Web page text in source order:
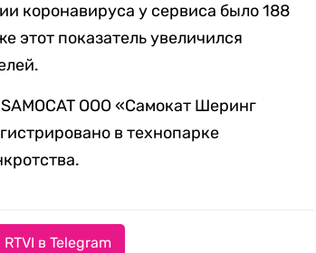
коронавируса у сервиса было 188
этот показатель увеличился
ООО «Самокат Шеринг
в технопарке
в Telegram